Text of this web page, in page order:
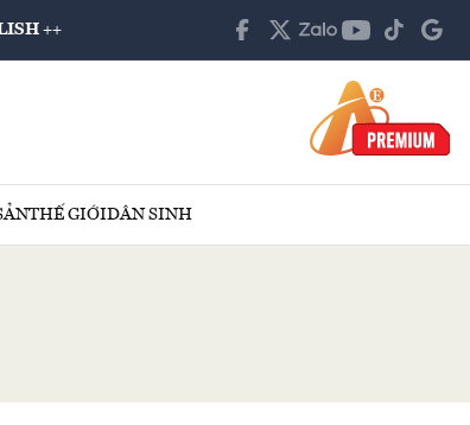
++
THẾ GIỚIDÂN SINH